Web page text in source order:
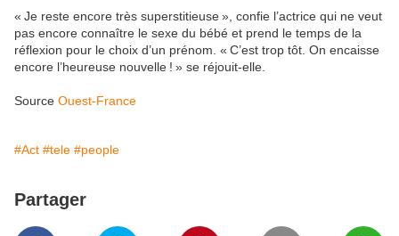
« Je reste encore très superstitieuse », confie l’actrice qui ne veut
pas encore connaître le sexe du bébé et prend le temps de la
réflexion pour le choix d’un prénom. « C’est trop tôt. On encaisse
encore l’heu­reuse nouvelle ! » se réjouit-elle.
Source Ouest-France
#Act #tele #people
Partager